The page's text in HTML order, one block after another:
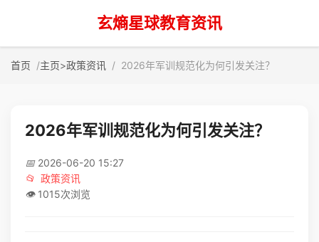
玄熵星球教育资讯
首页 主页>政策资讯 2026年军训规范化为何引发关注？
2026年军训规范化为何引发关注？
📅 2026-06-20 15:27
📂 政策资讯
👁️ 1015次浏览